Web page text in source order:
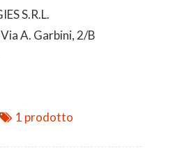
S.R.L.
A. Garbini, 2/B
1 prodotto